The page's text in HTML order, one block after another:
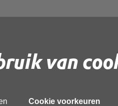
van
Cookie voorkeuren